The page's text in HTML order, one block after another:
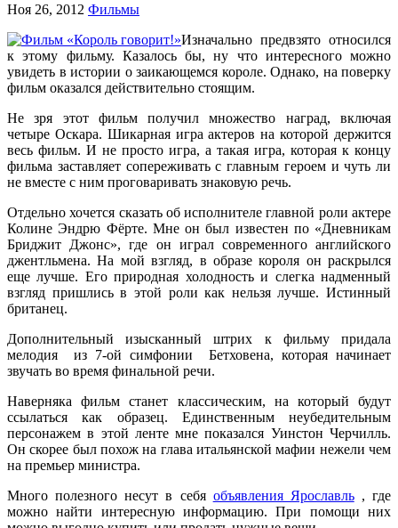
Ноя 26, 2012 Фильмы
Изначально предвзято относился
к этому фильму. Казалось бы, ну что интересного можно
увидеть в истории о заикающемся короле. Однако, на поверку
фильм оказался действительно стоящим.
Не зря этот фильм получил множество наград, включая
четыре Оскара. Шикарная игра актеров на которой держится
весь фильм. И не просто игра, а такая игра, которая к концу
фильма заставляет сопереживать с главным героем и чуть ли
не вместе с ним проговаривать знаковую речь.
Отдельно хочется сказать об исполнителе главной роли актере
Колине Эндрю Фёрте. Мне он был известен по «Дневникам
Бриджит Джонс», где он играл современного английского
джентльмена. На мой взгляд, в образе короля он раскрылся
еще лучше. Его природная холодность и слегка надменный
взгляд пришлись в этой роли как нельзя лучше. Истинный
британец.
Дополнительный изысканный штрих к фильму придала
мелодия из 7-ой симфонии Бетховена, которая начинает
звучать во время финальной речи.
Наверняка фильм станет классическим, на который будут
ссылаться как образец. Единственным неубедительным
персонажем в этой ленте мне показался Уинстон Черчилль.
Он скорее был похож на глава итальянской мафии нежели чем
на премьер министра.
Много полезного несут в себя объявления Ярославль, где
можно найти интересную информацию. При помощи них